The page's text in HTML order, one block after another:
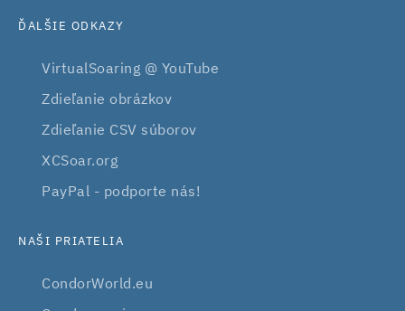
ĎALŠIE ODKAZY
VirtualSoaring @ YouTube
Zdieľanie obrázkov
Zdieľanie CSV súborov
XCSoar.org
PayPal - podporte nás!
NAŠI PRIATELIA
CondorWorld.eu